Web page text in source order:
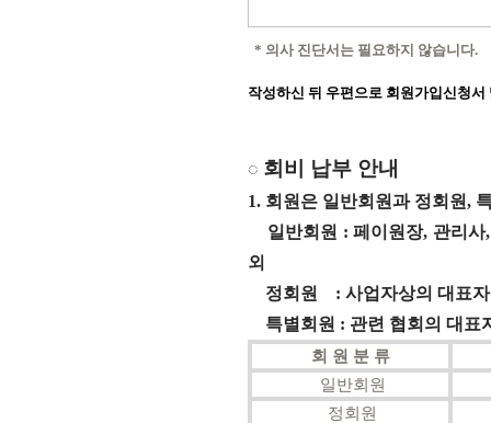
* 의사 진단서는 필요하지 않습니다.
작성하신 뒤 우편으로 회원가입신청
◌ 회비 납부 안내
1. 회원은 일반회원과 정회원,
일반회원 : 페이원장, 관리사,
외
정회원 : 사업자상의 대표자
특별회원 : 관련 협회의 대표
회 원 분 류
일반회원
정회원